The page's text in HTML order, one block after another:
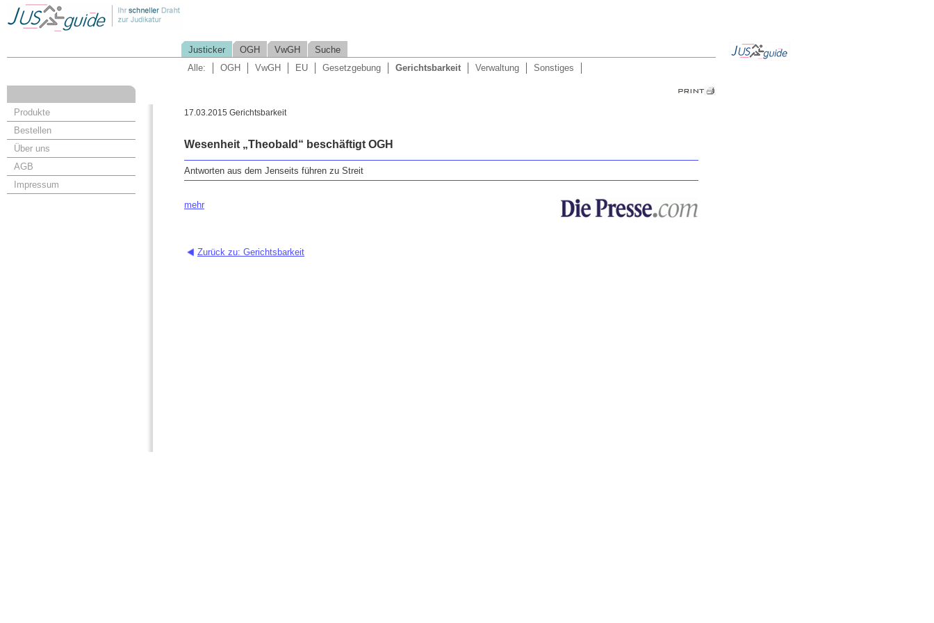
Justicker OGH VwGH
Suche
Alle:
OGH VwGH EU Gesetzgebung Gerichtsbarkeit Verwaltung Sonstiges
Produkte
Bestellen
Über uns
AGB
Impressum
17.03.2015 Gerichtsbarkeit
Wesenheit „Theobald“ beschäftigt OGH
Antworten aus dem Jenseits führen zu Streit
mehr
Zurück zu: Gerichtsbarkeit